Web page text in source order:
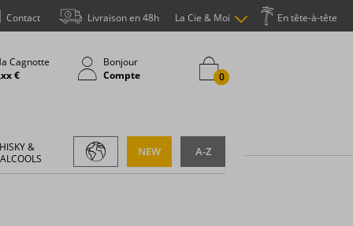
En tête-à-tête
La Cie & Moi
Livraison en 48h
Contact
Cagnotte
€
Bonjour
Compte
0
&
A-Z
NEW